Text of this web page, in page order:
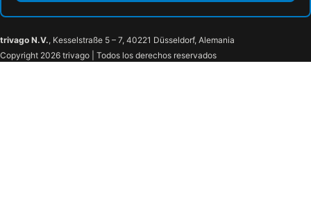
trivago N.V., Kesselstraße 5 – 7, 40221 Düsseldorf, Alemania
Copyright 2026 trivago | Todos los derechos reservados